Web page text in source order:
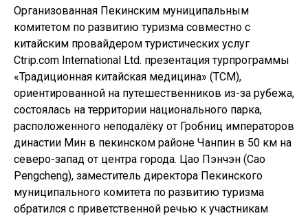
Организованная Пекинским муниципальным
комитетом по развитию туризма совместно с
китайским провайдером туристических услуг
Ctrip.com International Ltd. презентация турпрограммы
«Традиционная китайская медицина» (TCM),
ориентированной на путешественников из-за рубежа,
состоялась на территории национального парка,
расположенного неподалёку от Гробниц императоров
династии Мин в пекинском районе Чанпин в 50 км на
северо-запад от центра города. Цао Пэнчэн (Cao
Pengcheng), заместитель директора Пекинского
муниципального комитета по развитию туризма
обратился с приветственной речью к участникам